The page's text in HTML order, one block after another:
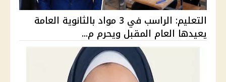
التعليم: الراسب في 3 مواد بالثانوية العامة
يعيدها العام المقبل ويحرم م...